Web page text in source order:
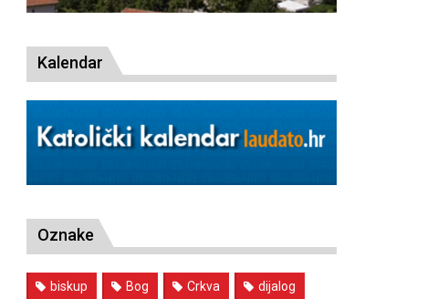
Kalendar
Oznake
biskup Bog Crkva dijalog